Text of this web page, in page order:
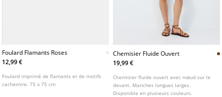
Foulard Flamants Roses
12,99 €
Foulard imprimé de flamants et de motifs
cachemire. 75 x 75 cm
Chemisier Fluide Ouvert
19,99 €
Chemisier fluide ouvert avec nœud sur le
devant. Manches longues larges.
Disponible en plusieurs couleurs.